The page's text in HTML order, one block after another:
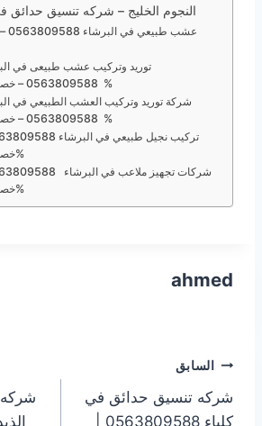
النجوم الخليج – شركه تنسيق حدائق
توريد وتركيب عشب طبيعى في
0563809588 – خصم 40%
شركة توريد وتركيب العشب الطبيعي في
0563809588 – خصم 40%
خصم 40%
خصم 40%
ahmed
تصفّح
المقالات
السابق
شركه تنسيق حدائق في